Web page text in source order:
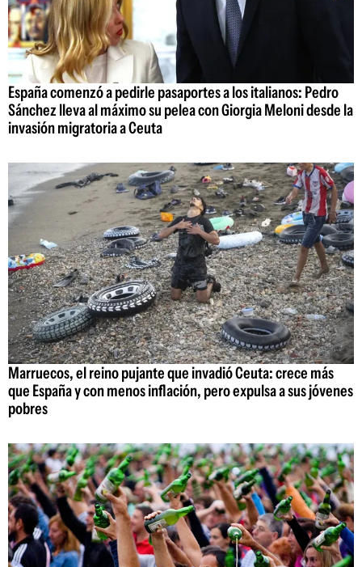
España comenzó a pedirle pasaportes a los italianos: Pedro
Sánchez lleva al máximo su pelea con Giorgia Meloni desde la
invasión migratoria a Ceuta
Marruecos, el reino pujante que invadió Ceuta: crece más
que España y con menos inflación, pero expulsa a sus jóvenes
pobres